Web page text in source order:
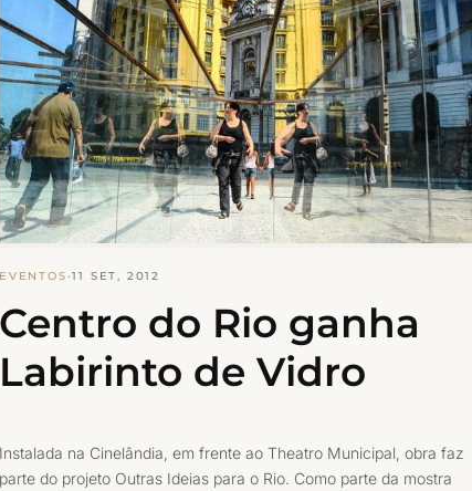
EVENTOS·11 SET, 2012
Centro do Rio ganha
Labirinto de Vidro
Instalada na Cinelândia, em frente ao Theatro Municipal, obra faz
parte do projeto Outras Ideias para o Rio. Como parte da mostra